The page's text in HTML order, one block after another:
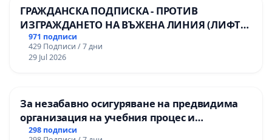
ГРАЖДАНСКА ПОДПИСКА - ПРОТИВ
ИЗГРАЖДАНЕТО НА ВЪЖЕНА ЛИНИЯ (ЛИФТ)
НА ТЕРИТОРИЯТА НА ПРИРОДНА
ЗАБЕЛЕЖИТЕЛНОСТ „ХЪЛМ НА
ОСВОБОДИТЕЛИТЕ“ (БУНАРДЖИК)
971 подписи
429 Подписи / 7 дни
29 Jul 2026
За незабавно осигуряване на предвидима
организация на учебния процес и
гарантиране на правото на равнопоставено
298 подписи